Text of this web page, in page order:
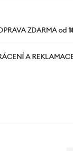
ZDARMA od
A